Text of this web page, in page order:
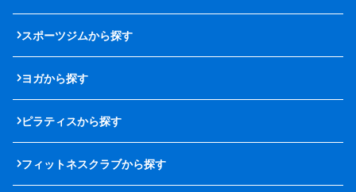
スポーツジムから探す
ヨガから探す
ピラティスから探す
フィットネスクラブから探す